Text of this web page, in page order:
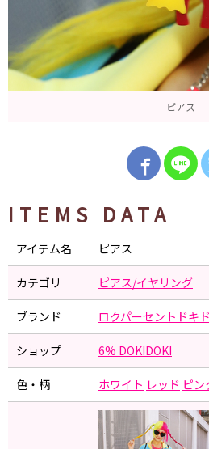
ピアス
ITEMS DATA
アイテム名 ピアス
カテゴリ ピアス/イヤリング
ブランド ロクパーセントドキ
ショップ 6% DOKIDOKI
色・柄 ホワイト レッド ピン